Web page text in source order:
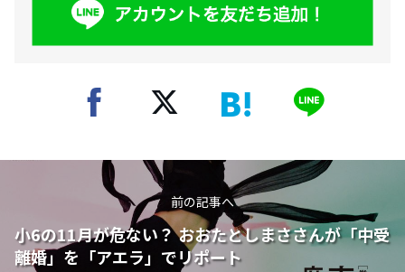
前の記事へ
小6の11月が危ない？ おおたとしまささんが「中受
離婚」を「アエラ」でリポート